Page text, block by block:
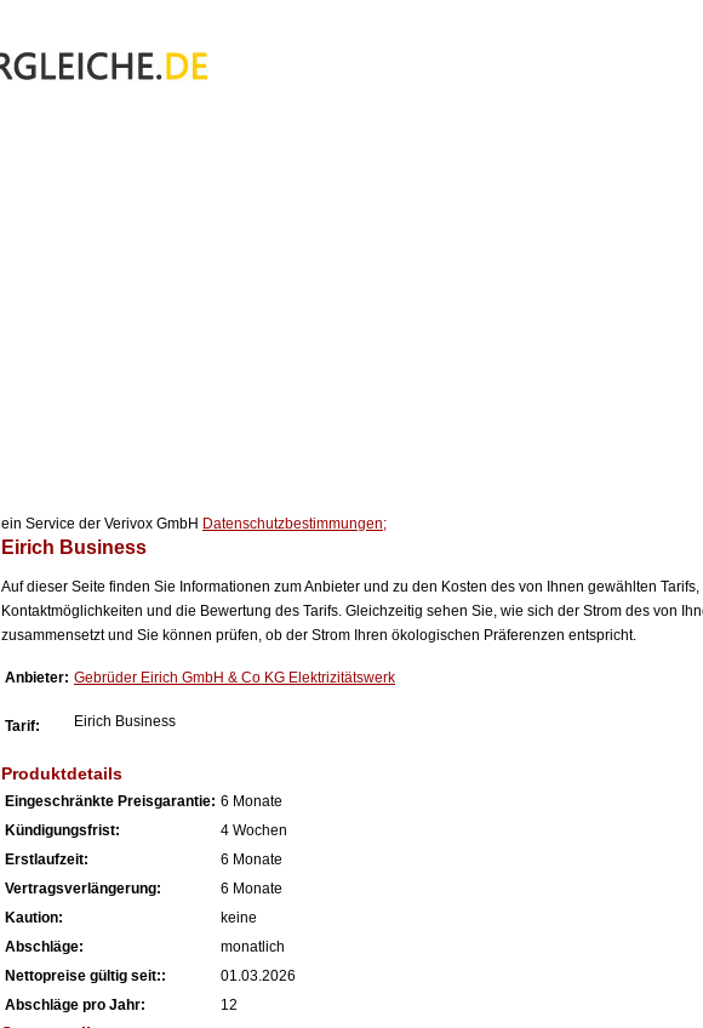
ein Service der Verivox GmbH Datenschutzbestimmungen;
Eirich Business
Auf dieser Seite finden Sie Informationen zum Anbieter und zu den Kosten des von Ihnen gewählten Tarifs,
Kontaktmöglichkeiten und die Bewertung des Tarifs. Gleichzeitig sehen Sie, wie sich der Strom des von
zusammensetzt und Sie können prüfen, ob der Strom Ihren ökologischen Präferenzen entspricht.
Anbieter: Gebrüder Eirich GmbH & Co KG Elektrizitätswerk
Tarif: Eirich Business
Produktdetails
Eingeschränkte Preisgarantie: 6 Monate
Kündigungsfrist:
4 Wochen
Erstlaufzeit:
6 Monate
Vertragsverlängerung:
6 Monate
Kaution:
keine
Abschläge:
monatlich
Nettopreise gültig seit::
01.03.2026
Abschläge pro Jahr:
12